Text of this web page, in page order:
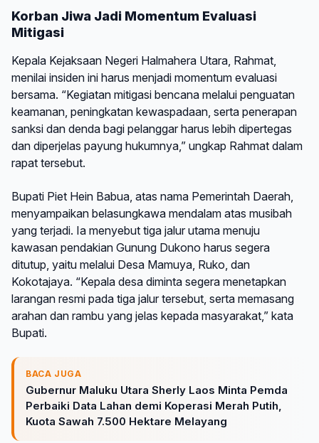
Korban Jiwa Jadi Momentum Evaluasi
Mitigasi
Kepala Kejaksaan Negeri Halmahera Utara, Rahmat,
menilai insiden ini harus menjadi momentum evaluasi
bersama. “Kegiatan mitigasi bencana melalui penguatan
keamanan, peningkatan kewaspadaan, serta penerapan
sanksi dan denda bagi pelanggar harus lebih dipertegas
dan diperjelas payung hukumnya,” ungkap Rahmat dalam
rapat tersebut.
Bupati Piet Hein Babua, atas nama Pemerintah Daerah,
menyampaikan belasungkawa mendalam atas musibah
yang terjadi. Ia menyebut tiga jalur utama menuju
kawasan pendakian Gunung Dukono harus segera
ditutup, yaitu melalui Desa Mamuya, Ruko, dan
Kokotajaya. “Kepala desa diminta segera menetapkan
larangan resmi pada tiga jalur tersebut, serta memasang
arahan dan rambu yang jelas kepada masyarakat,” kata
Bupati.
BACA JUGA
Gubernur Maluku Utara Sherly Laos Minta Pemda
Perbaiki Data Lahan demi Koperasi Merah Putih,
Kuota Sawah 7.500 Hektare Melayang